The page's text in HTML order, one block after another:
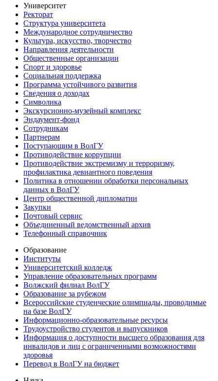
Университет
Ректорат
Структура университета
Международное сотрудничество
Культура, искусство, творчество
Направления деятельности
Общественные организации
Спорт и здоровье
Социальная поддержка
Программа устойчивого развития
Сведения о доходах
Символика
Экскурсионно-музейный комплекс
Эндаумент-фонд
Сотрудникам
Партнерам
Поступающим в ВолГУ
Противодействие коррупции
Противодействие экстремизму и терроризму,
профилактика девиантного поведения
Политика в отношении обработки персональных
данных в ВолГУ
Центр общественной дипломатии
Закупки
Почтовый сервис
Объединенный ведомственный архив
Телефонный справочник
Образование
Институты
Университетский колледж
Управление образовательных программ
Волжский филиал ВолГУ
Образование за рубежом
Всероссийские студенческие олимпиады, проводимые
на базе ВолГУ
Информационно-образовательные ресурсы
Трудоустройство студентов и выпускников
Информация о доступности высшего образования для
инвалидов и лиц с ограниченными возможностями
здоровья
Перевод в ВолГУ на бюджет